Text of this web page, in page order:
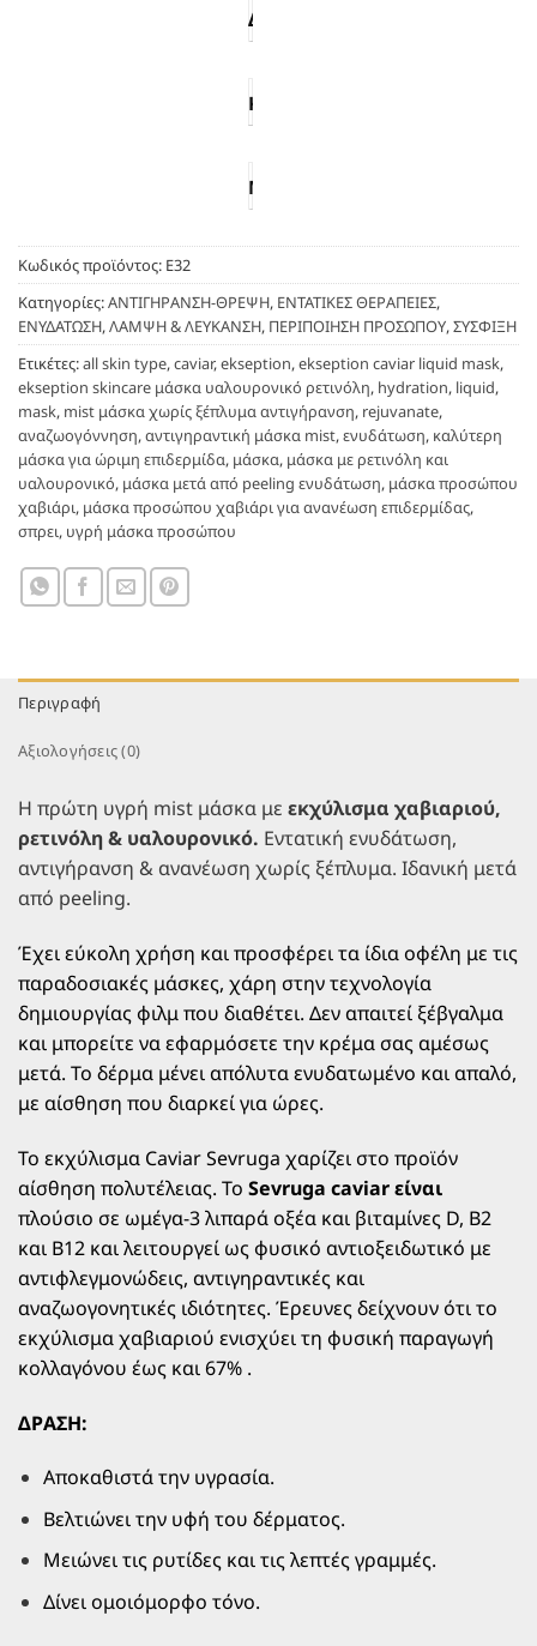
βιταμίνες A, B, D και E, αμινοξέα
(κοβάλτιο, χαλκός, πυρίτιο), λειτουργεί ως ισχυρό
δράση. Κλινικές μελέτες έχουν δείξει
μειώνοντας σημαντικά τη διασταυρούμενη σύνδεση
Σε συνεργία, ηρετινόληεπιταχύνει την κυτταρική
ανανέωση και ομαλύνει τη σύσταση της επιδερμίδας,
ενώ τουαλουρονικό νάτριο χαμηλού μοριακού
βάρουςδιεισδύει βαθιά για εντατική ενυδάτωση που
διαρκεί πολλές ώρες μετά την εφαρμογή. Η γλυκερίνη
ολοκληρώνει τη φόρμουλα, ενισχύοντας τη φυσική
λειτουργία υγρασίας της επιδερμίδας (NMF).
Χάρη στηνκαινοτόμο film-forming τεχνολογία, η
μάσκαδεν απαιτεί ξέπλυμα
μπορείτε να εφαρμόσετε την ενυδατική σας κρέμα.
Ιδανική τόσο μετά από απολέπιση ή peeling
Αποτελέσματα:
ενυδάτωση
και
αίσθηση
απαλότητας
ώρες
λεπτών
γραμμών,
κηλίδων
τόνου
ομοιόμορφη
επιδερμίδα
μετά από
και
υφή
Οδηγίες Χρήσης
Προστατέψτε τα μάτια σας. Ψεκάστε ομοιόμορφα σε
εκ. Κάντε ελαφρύ μασάζ με κυκλικές κινήσεις. Αφήστε
να δράσει για10 λεπτάχωρίς ξέπλυμα. Εφαρμόστε
αμέσως μετά την ενυδατική σας κρέμα. Συνιστάται
χρήση1 φορά την εβδομάδαή μετά από κάθε
peeling.
pH: 5,5 | Περιεχόμενο: 250 ml | Κατασκευή: Ισπανία
Combo
Συνδύασε με το
ολοκληρωμένη προστασία μετά τη θεραπεία, ή με τα
ΔΩΡΕΑΝ
ΜΕΤΑΦΟΡΙΚΑ
ΑΓΟΡΕΣ
ΑΝΩ
53€
ΚΑΝΕΤΕ
ΤΗΝ
ΣΑΣ
ΤΗΛΕΦΩΝΙΚΑ
ΣΤΟ
29414
ΜΕ
ΚΑΘΕ
ΝΕΑ
ΔΩΡΕΑΝ
ΔΕΙΓΜΑΤΑ
ΠΡΟΪΟΝΤΩΝ
Κωδικός προϊόντος: Ε32
Κατηγορίες:ΑΝΤΙΓΗΡΑΝΣΗ-ΘΡΕΨΗ, ΕΝΤΑΤΙΚΕΣ ΘΕΡΑΠΕΙΕΣ,
ΕΝΥΔΑΤΩΣΗ,ΛΑΜΨΗ & ΛΕΥΚΑΝΣΗ, ΠΕΡΙΠΟΙΗΣΗ ΠΡΟΣΩΠΟΥ,ΣΥΣΦΙΞΗ
Ετικέτες:all skin type,caviar,ekseption,ekseption caviar liquid mask,
ekseption skincare μάσκα υαλουρονικό ρετινόλη, hydration, liquid,
mask, mist μάσκα χωρίς ξέπλυμα αντιγήρανση, rejuvanate,
αναζωογόννηση,αντιγηραντική μάσκα mist,ενυδάτωση, καλύτερη
μάσκα για ώριμη επιδερμίδα, μάσκα, μάσκα με ρετινόλη και
υαλουρονικό, μάσκα μετά από peeling ενυδάτωση, μάσκα προσώπου
χαβιάρι, μάσκα προσώπου χαβιάρι για ανανέωση επιδερμίδας,
σπρει, υγρή μάσκα προσώπου
Περιγραφή
Αξιολογήσεις (0)
Η πρώτη υγρή mist μάσκα με εκχύλισμα χαβιαριού,
ρετινόλη & υαλουρονικό. Εντατική ενυδάτωση,
αντιγήρανση & ανανέωση χωρίς ξέπλυμα. Ιδανική μετά
από peeling.
Έχει εύκολη χρήση και προσφέρει τα ίδια οφέλη με τις
παραδοσιακές μάσκες, χάρη στην τεχνολογία
δημιουργίας φιλμ που διαθέτει. Δεν απαιτεί ξέβγαλμα
και μπορείτε να εφαρμόσετε την κρέμα σας αμέσως
μετά. Το δέρμα μένει απόλυτα ενυδατωμένο και απαλό,
με αίσθηση που διαρκεί για ώρες.
Το εκχύλισμα Caviar Sevruga χαρίζει στο προϊόν
αίσθηση πολυτέλειας. Το Sevruga caviar είναι
πλούσιο σε ωμέγα-3 λιπαρά οξέα και βιταμίνες D, B2
και B12 και λειτουργεί ως φυσικό αντιοξειδωτικό με
αντιφλεγμονώδεις, αντιγηραντικές και
αναζωογονητικές ιδιότητες. Έρευνες δείχνουν ότι το
εκχύλισμα χαβιαριού ενισχύει τη φυσική παραγωγή
κολλαγόνου έως και 67% .
ΔΡΑΣΗ:
Αποκαθιστά την υγρασία.
Βελτιώνει την υφή του δέρματος.
Μειώνει τις ρυτίδες και τις λεπτές γραμμές.
Δίνει ομοιόμορφο τόνο.